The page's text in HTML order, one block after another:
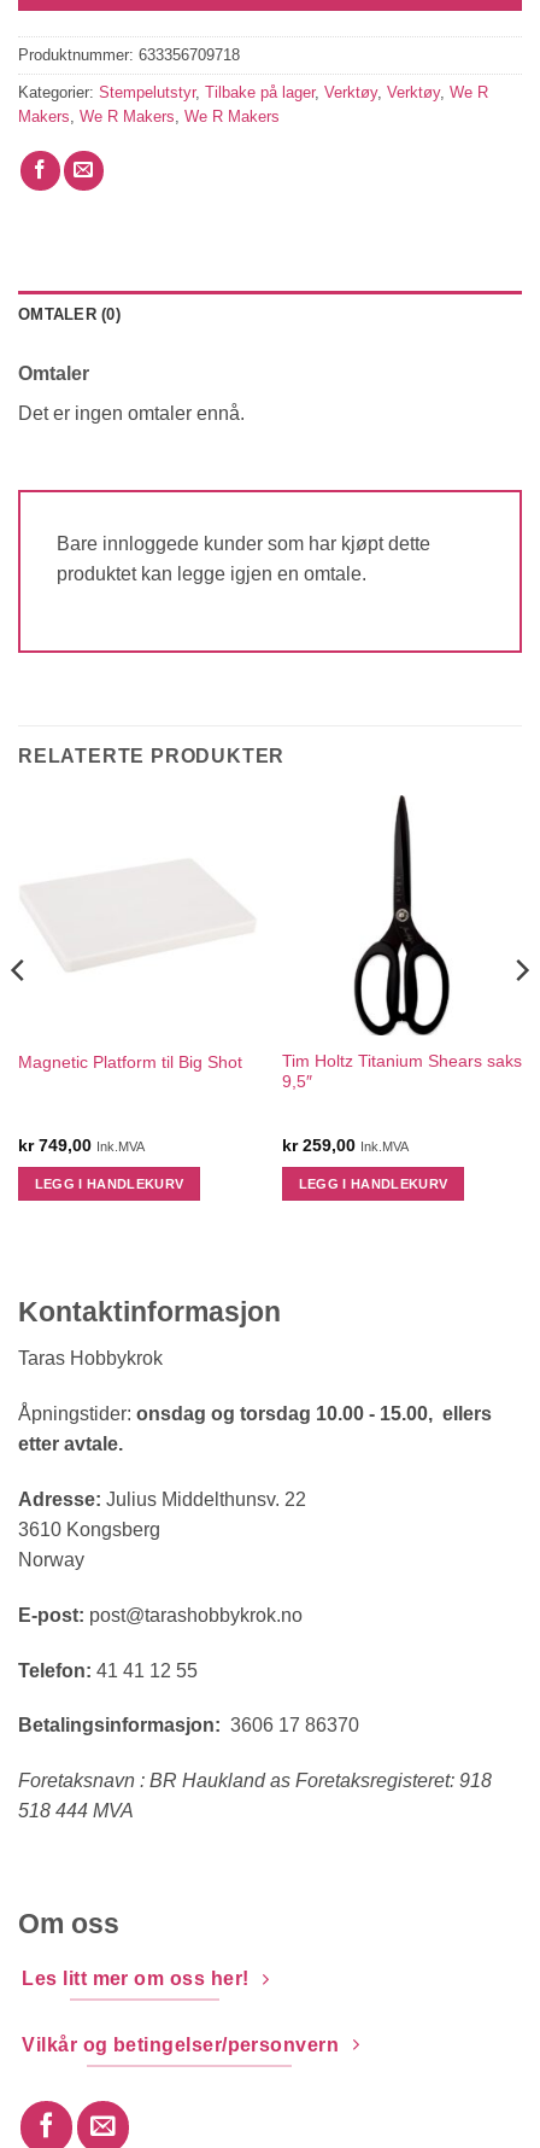
Produktnummer: 633356709718
Kategorier: Stempelutstyr, Tilbake på lager, Verktøy, Verktøy, We R
Makers, We R Makers, We R Makers
OMTALER (0)
Omtaler
Det er ingen omtaler ennå.
Bare innloggede kunder som har kjøpt dette
produktet kan legge igjen en omtale.
RELATERTE PRODUKTER
Magnetic Platform til Big Shot
kr749,00 Ink.MVA
LEGG I HANDLEKURV
Tim Holtz Titanium Shears saks
9,5″
kr259,00 Ink.MVA
LEGG I HANDLEKURV
Kontaktinformasjon
Taras Hobbykrok
Åpningstider: onsdag og torsdag 10.00 - 15.00, ellers
etter avtale.
Adresse: Julius Middelthunsv. 22
3610 Kongsberg
Norway
E-post: post@tarashobbykrok.no
Telefon: 41 41 12 55
Betalingsinformasjon: 3606 17 86370
Foretaksnavn : BR Haukland as Foretaksregisteret: 918
518 444 MVA
Om oss
Les litt mer om oss her!
Vilkår og betingelser/personvern